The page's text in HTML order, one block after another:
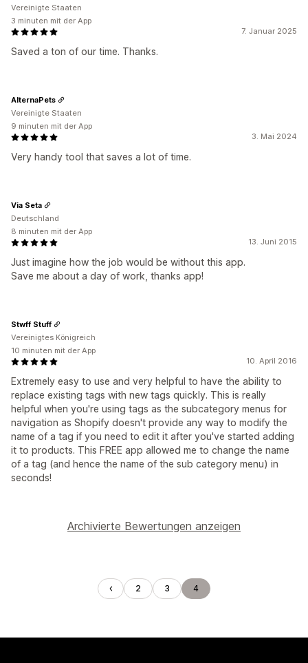
7. Januar 2025
Saved a ton of our time. Thanks.
Vereinigte Staaten
3 minuten mit der App
3. Mai 2024
Very handy tool that saves a lot of time.
AlternaPets
Vereinigte Staaten
9 minuten mit der App
13. Juni 2015
Just imagine how the job would be without this app.
Save me about a day of work, thanks app!
Via Seta
Deutschland
8 minuten mit der App
10. April 2016
Extremely easy to use and very helpful to have the ability to
replace existing tags with new tags quickly. This is really
helpful when you're using tags as the subcategory menus for
navigation as Shopify doesn't provide any way to modify the
name of a tag if you need to edit it after you've started adding
it to products. This FREE app allowed me to change the name
of a tag (and hence the name of the sub category menu) in
seconds!
Stwff Stuff
Vereinigtes Königreich
10 minuten mit der App
Archivierte Bewertungen anzeigen
2 3 4